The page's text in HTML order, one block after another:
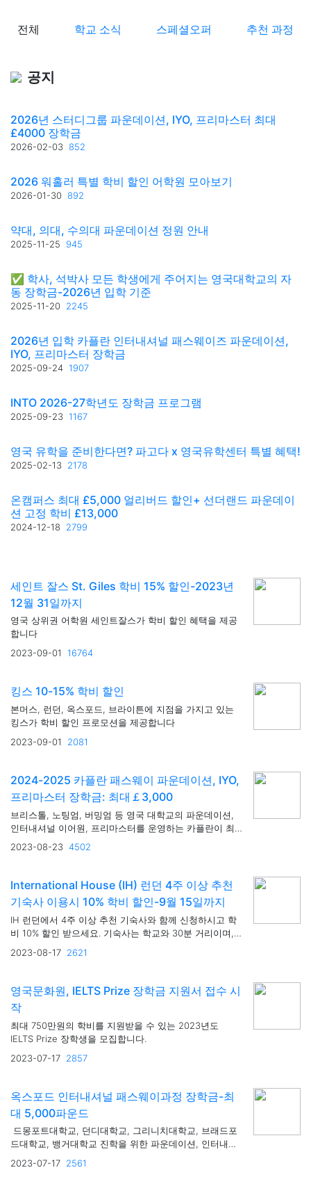
전체 학교 소식 스페셜오퍼 추천 과정
공지
2026년 스터디그룹 파운데이션, IYO, 프리마스터 최대
£4000 장학금
2026-02-03 852
2026 워홀러 특별 학비 할인 어학원 모아보기
2026-01-30 892
약대, 의대, 수의대 파운데이션 정원 안내
2025-11-25 945
✅ 학사, 석박사 모든 학생에게 주어지는 영국대학교의 자
동 장학금-2026년 입학 기준
2025-11-20 2245
2026년 입학 카플란 인터내셔널 패스웨이즈 파운데이션,
IYO, 프리마스터 장학금
2025-09-24 1907
INTO 2026-27학년도 장학금 프로그램
2025-09-23 1167
영국 유학을 준비한다면? 파고다 x 영국유학센터 특별 혜택!
2025-02-13 2178
온캠퍼스 최대 £5,000 얼리버드 할인+ 선더랜드 파운데이
션 고정 학비 £13,000
2024-12-18 2799
세인트 잘스 St. Giles 학비 15% 할인-2023년
12월 31일까지
영국 상위권 어학원 세인트잘스가 학비 할인 혜택을 제공
합니다
2023-09-01
16764
킹스 10-15% 학비 할인
본머스, 런던, 옥스포드, 브라이튼에 지점을 가지고 있는
킹스가 학비 할인 프로모션을 제공합니다
2023-09-01
2081
2024-2025 카플란 패스웨이 파운데이션, IYO,
프리마스터 장학금: 최대￡3,000
브리스톨, 노팅엄, 버밍엄 등 영국 대학교의 파운데이션,
인터내셔널 이어원, 프리마스터를 운영하는 카플란이 최
대 3,000파운드 장학금을 제공합니다.
2023-08-23 4502
International House (IH) 런던 4주 이상 추천
기숙사 이용시 10% 학비 할인-9월 15일까지
IH 런던에서 4주 이상 추천 기숙사와 함께 신청하시고 학
비 10% 할인 받으세요. 기숙사는 학교와 30분 거리이며,
2023-08-17 2621
영국문화원, IELTS Prize 장학금 지원서 접수 시
작
최대 750만원의 학비를 지원받을 수 있는 2023년도
IELTS Prize 장학생을 모집합니다.
2023-07-17 2857
옥스포드 인터내셔널 패스웨이과정 장학금-최
대 5,000파운드
드몽포트대학교, 던디대학교, 그리니치대학교, 브래드포
드대학교, 뱅거대학교 진학을 위한 파운데이션, 인터내셔
널 이어 원, 프리마스터는 다양한 장학금을 제공합니다.
2023-07-17 2561